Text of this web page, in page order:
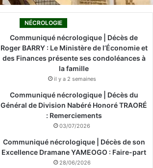
NÉCROLOGIE
Communiqué nécrologique | Décès de
Roger BARRY : Le Ministère de l’Économie et
des Finances présente ses condoléances à
la famille
il y a 2 semaines
Communiqué nécrologique | Décès du
Général de Division Nabéré Honoré TRAORÉ
: Remerciements
03/07/2026
Communiqué nécrologique | Décès de son
Excellence Dramane YAMEOGO : Faire-part
28/06/2026